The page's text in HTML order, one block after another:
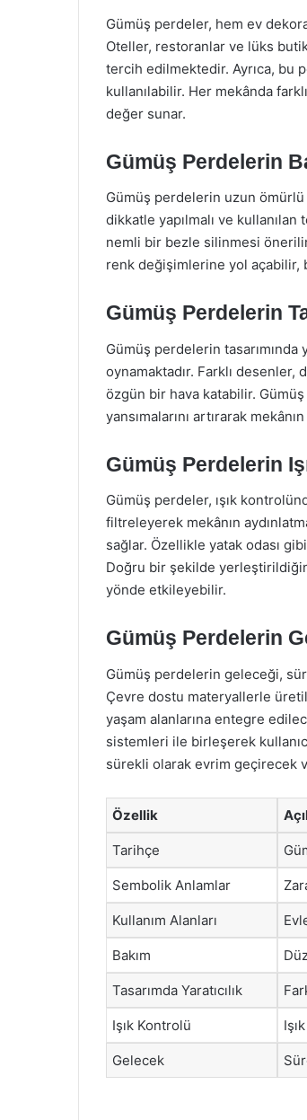
Gümüş perdeler, hem ev
Oteller, restoranlar ve lüks
tercih edilmektedir. Ayrıca, bu
kullanılabilir. Her mekânda
değer sunar.
Gümüş Perdelerin
Gümüş perdelerin uzun
dikkatle yapılmalı ve
nemli bir bezle silinmesi
renk değişimlerine yol
Gümüş Perdelerin
Gümüş perdelerin
oynamaktadır. Farklı
özgün bir hava katabilir.
yansımalarını artırarak
Gümüş Perdelerin
Gümüş perdeler, ışık
filtreleyerek mekânın
sağlar. Özellikle yatak odası
Doğru bir şekilde
yönde etkileyebilir.
Gümüş Perdelerin
Gümüş perdelerin geleceği,
Çevre dostu materyallerle
yaşam alanlarına entegre
sistemleri ile birleşerek
sürekli olarak evrim geçirecek
Özellik
Tarihçe
Sembolik Anlamlar
Kullanım Alanları
Bakım
Tasarımda Yaratıcılık
Işık Kontrolü
Gelecek